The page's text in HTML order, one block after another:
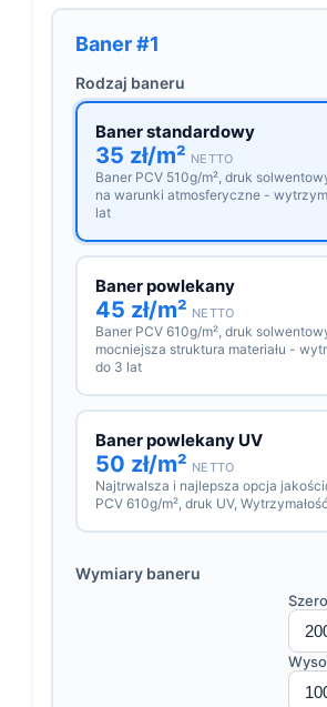
Baner #1
Rodzaj baneru
Baner standardowy
35 zł/m² NETTO
Baner PCV 510g/m², druk
na warunki atmosferyczne -
lat
Baner powlekany
45 zł/m² NETTO
Baner PCV 610g/m², druk
mocniejsza struktura materiału -
do 3 lat
Baner powlekany UV
50 zł/m² NETTO
Najtrwalsza i najlepsza opcja
PCV 610g/m², druk UV,
Wymiary baneru